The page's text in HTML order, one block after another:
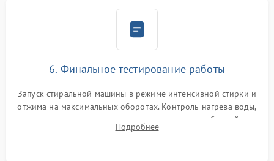
6. Финальное тестирование работы
Запуск стиральной машины в режиме интенсивной стирки и
отжима на максимальных оборотах. Контроль нагрева воды,
корректности слива, отсутствия излишних вибраций,
посторонних стуков и протечек под корпусом.
Подробнее